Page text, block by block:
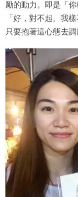
勵的動力。即是「
「好，對不起。我
只要抱著這心態去